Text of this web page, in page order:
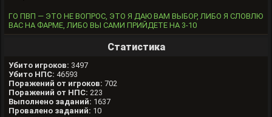
ГО ПВП — ЭТО НЕ ВОПРОС, ЭТО Я ДАЮ ВАМ ВЫБОР, ЛИБО Я СЛОВЛЮ
ВАС НА ФАРМЕ, ЛИБО ВЫ САМИ ПРИЙДЕТЕ НА 3-10
Статистика
Убито игроков: 3497
Убито НПС: 46593
Поражений от игроков: 702
Поражений от НПС: 223
Выполнено заданий: 1637
Провалено заданий: 10